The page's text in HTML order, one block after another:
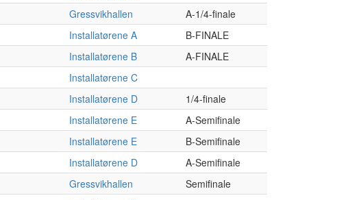
Gressvikhallen
A-1/4-finale
Installatørene A
B-FINALE
Installatørene B
A-FINALE
Installatørene C
Installatørene D
1/4-finale
Installatørene E
A-Semifinale
Installatørene E
B-Semifinale
Installatørene D
A-Semifinale
Gressvikhallen
Semifinale